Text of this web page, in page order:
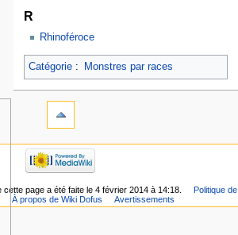
R
Rhinoféroce
Catégorie: Monstres par races
page a été faite le 4 février 2014 à 14:18.
Politique de
À propos de Wiki Dofus Avertissements